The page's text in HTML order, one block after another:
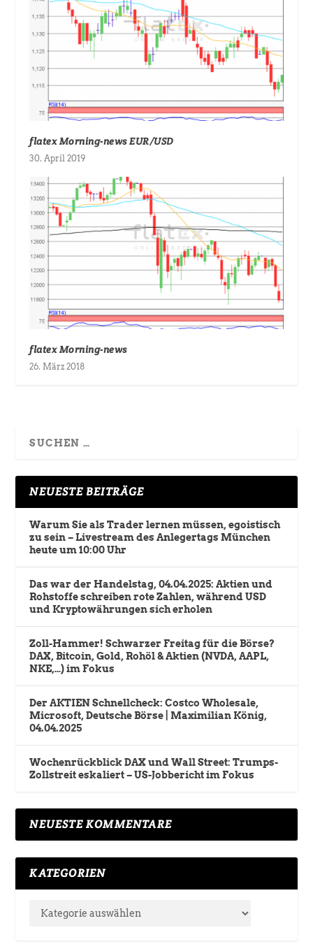
flatex Morning-news EUR/USD
30. April 2019
flatex Morning-news
26. März 2018
NEUESTE BEITRÄGE
Warum Sie als Trader lernen müssen, egoistisch
zu sein – Livestream des Anlegertags München
heute um 10:00 Uhr
Das war der Handelstag, 04.04.2025: Aktien und
Rohstoffe schreiben rote Zahlen, während USD
und Kryptowährungen sich erholen
Zoll-Hammer! Schwarzer Freitag für die Börse?
DAX, Bitcoin, Gold, Rohöl & Aktien (NVDA, AAPL,
NKE,…) im Fokus
Der AKTIEN Schnellcheck: Costco Wholesale,
Microsoft, Deutsche Börse | Maximilian König,
04.04.2025
Wochenrückblick DAX und Wall Street: Trumps-
Zollstreit eskaliert – US-Jobbericht im Fokus
NEUESTE KOMMENTARE
KATEGORIEN